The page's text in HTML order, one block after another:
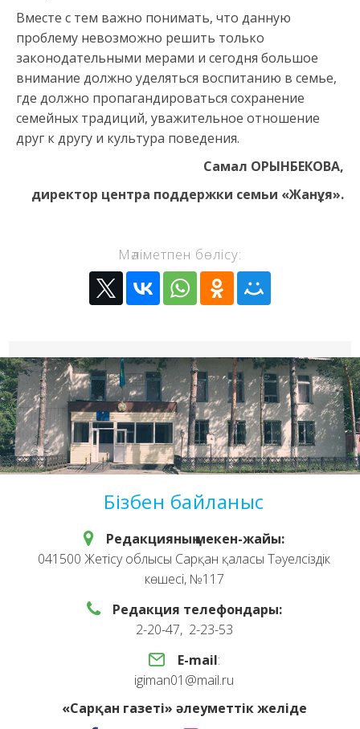
Вместе с тем важно понимать, что данную
проблему невозможно решить только
законодательными мерами и сегодня большое
внимание должно уделяться воспитанию в семье,
где должно пропагандироваться сохранение
семейных традиций, уважительное отношение
друг к другу и культура поведения.
Самал ОРЫНБЕКОВА,
директор центра поддержки семьи «Жанұя».
Мәліметпен бөлісу:
Бізбен байланыс
Редакцияның мекен-жайы:
041500 Жетісу облысы Сарқан қаласы Тәуелсіздік
көшесі, №117
Редакция телефондары:
2-20-47, 2-23-53
E-mail:
igiman01@mail.ru
«Сарқан газеті» әлеуметтік желіде